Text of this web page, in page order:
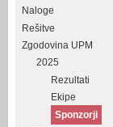
Naloge
Rešitve
Zgodovina UPM
2025
Rezultati
Ekipe
Sponzorji